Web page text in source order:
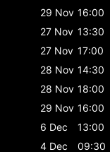
29 Nov 16:00
27 Nov 13:30
27 Nov 17:00
28 Nov 14:30
28 Nov 18:00
29 Nov 16:00
6 Dec
13:00
4 Dec
09:30